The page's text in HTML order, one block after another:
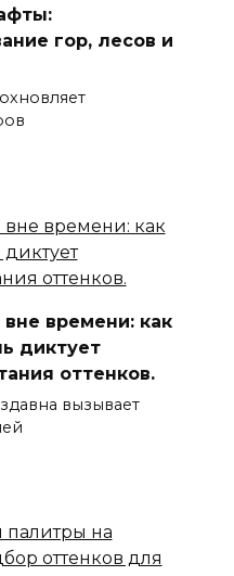
гор, лесов и
времени: как
диктует
оттенков.
вызывает